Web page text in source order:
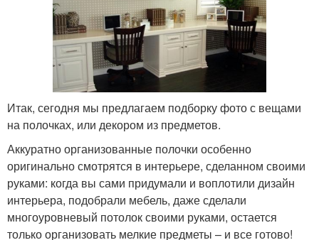
Итак, сегодня мы предлагаем подборку фото с вещами
на полочках, или декором из предметов.
Аккуратно организованные полочки особенно
оригинально смотрятся в интерьере, сделанном своими
руками: когда вы сами придумали и воплотили дизайн
интерьера, подобрали мебель, даже сделали
многоуровневый потолок своими руками, остается
только организовать мелкие предметы – и все готово!